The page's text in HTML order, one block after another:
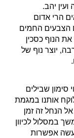
יהב.
הרי אדום
הצבעים החמים
הנוף כסכין
יוצר נוף של
.
אל שינוי סימון שבילים
האדום לוקח אותנו במגמת
אל הנחל זה זמן
במסלול לכיוון
אפשרות